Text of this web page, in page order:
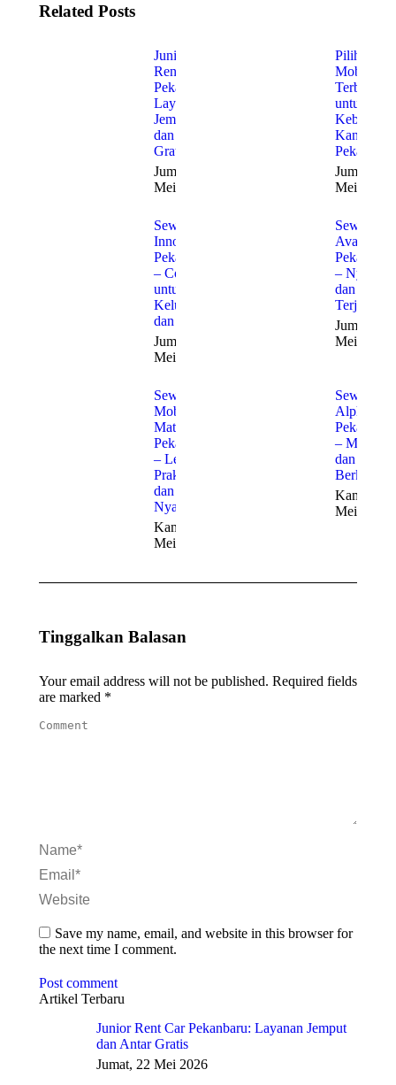
Related Posts
Junior
Rent Car
Pekanbaru:
Layanan
Jemput
dan Antar
Gratis
Jumat, 22
Mei 2026
Pilihan
Mobil
Terbaik
untuk
Kebutuhan
Kantor di
Pekanbaru
Jumat, 22
Mei 2026
Sewa
Innova
Pekanbaru
– Cocok
untuk
Keluarga
dan Bisnis
Jumat, 22
Mei 2026
Sewa
Avanza
Pekanbaru
– Nyaman
dan
Jumat, 22
Mei 2026
Sewa
Mobil
Matic
Pekanbaru
– Lebih
Praktis
dan
Nyaman
Kamis, 21
Mei 2026
Sewa
Alphard
Pekanbaru
– Mewah
dan
Berkelas
Kamis, 21
Mei 2026
Tinggalkan Balasan
Your email address will not be published. Required fields
are marked *
Comment
Name *
Email *
Website
Save my name, email, and website in this browser for
the next time I comment.
Post comment
Artikel Terbaru
Junior Rent Car Pekanbaru: Layanan Jemput
dan Antar Gratis
Jumat, 22 Mei 2026